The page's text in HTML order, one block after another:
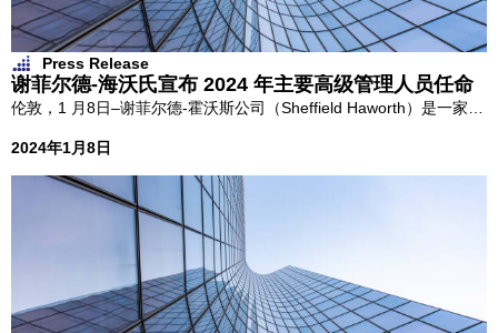
Press Release
谢菲尔德-海沃氏宣布 2024 年主要高级管理人员任命
伦敦，1 月8日–谢菲尔德-霍沃斯公司（Sheffield Haworth）是一家全
2024年1月8日